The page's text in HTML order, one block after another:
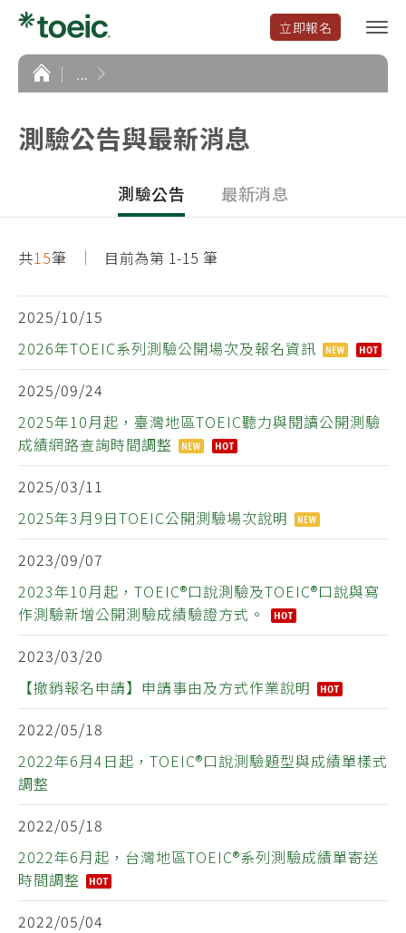
立即報名
選
單
首
頁
...
測驗公告與最新消息
測驗公告 最新消息
共15筆 目前為第 1-15 筆
2026年TOEIC系列測驗公開場次及報名資訊
2025/10/15
2025年10月起，臺灣地區TOEIC聽力與閱讀公開測驗
成績網路查詢時間調整
2025/09/24
2025年3月9日TOEIC公開測驗場次說明
2025/03/11
2023年10月起，TOEIC®口說測驗及TOEIC®口說與寫
作測驗新增公開測驗成績驗證方式。
2023/09/07
【撤銷報名申請】申請事由及方式作業說明
2023/03/20
2022年6月4日起，TOEIC®口說測驗題型與成績單樣式
調整
2022/05/18
2022年6月起，台灣地區TOEIC®系列測驗成績單寄送
時間調整
2022/05/18
2022/05/04